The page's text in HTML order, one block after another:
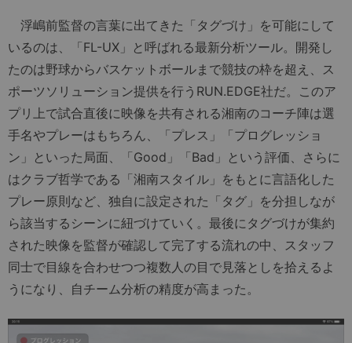
浮嶋前監督の言葉に出てきた「タグづけ」を可能にして
いるのは、「FL-UX」と呼ばれる最新分析ツール。開発し
たのは野球からバスケットボールまで競技の枠を超え、ス
ポーツソリューション提供を行うRUN.EDGE社だ。このア
プリ上で試合直後に映像を共有される湘南のコーチ陣は選
手名やプレーはもちろん、「プレス」「プログレッショ
ン」といった局面、「Good」「Bad」という評価、さらに
はクラブ哲学である「湘南スタイル」をもとに言語化した
プレー原則など、独自に設定された「タグ」を分担しなが
ら該当するシーンに紐づけていく。最後にタグづけが集約
された映像を監督が確認して完了する流れの中、スタッフ
同士で目線を合わせつつ複数人の目で見落としを拾えるよ
うになり、自チーム分析の精度が高まった。